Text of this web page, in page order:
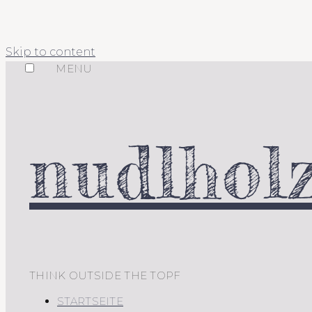
Skip to content
MENU
THINK OUTSIDE THE TOPF
STARTSEITE